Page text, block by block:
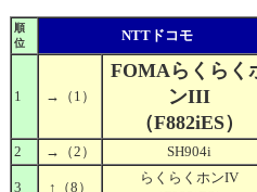
順
位
NTTドコモ
1 → （1）
FOMAらくらく
ンIII
（F882iES）
2 → （2） SH904i
3 ↑ （8）
らくらくホンIV